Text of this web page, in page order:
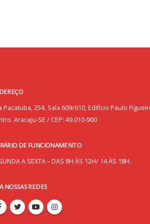
Pacatuba, 254, Sala 609/610, Edifício Paulo
Aracaju-SE / CEP: 49.010-900
DE FUNCIONAMENTO
A SEXTA – DAS 8H ÀS 12H/ 14 ÀS 18H.
NOSSAS REDES